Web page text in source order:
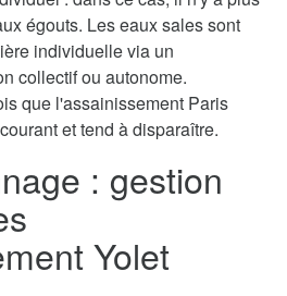
égouts. Les eaux sales sont
individuelle via un
collectif ou autonome.
que l'assainissement Paris
et tend à disparaître.
: gestion
Yolet